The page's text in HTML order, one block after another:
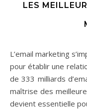
LES
L’email marketing s’impose comme un levier incontournable
pour établir une
de 333 milliards
maîtrise des
devient essentielle